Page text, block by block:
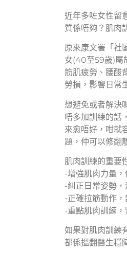
近年多咗女性留
質係唔夠？肌肉
原來康文署「社
女(40至59歲)屬
筋肌疲勞、腰酸
勞損，影響日常
想避免或者解決
唔多加訓練的話
來愈唔好，咁就
題，仲可以修翻
肌肉訓練的重要
-增強肌肉力量
-糾正日常姿勢
-正確拉筋動作
-重點肌肉訓練
如果對肌肉訓練
都係搵翻醫生穩